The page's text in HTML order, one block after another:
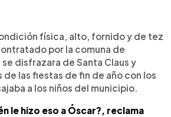
física, alto, fornido y de tez
por la comuna de
disfrazara de Santa Claus y
de las fiestas de fin de año con los
a los niños del municipio.
le hizo eso a Óscar?, reclama